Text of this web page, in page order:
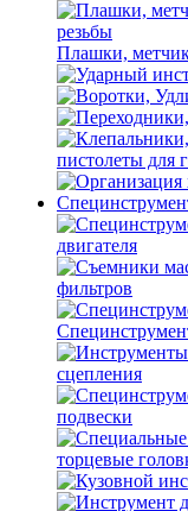
Плашки,
пистолеты для
двигателя
фильтров
сцепления
подвески
торцевые